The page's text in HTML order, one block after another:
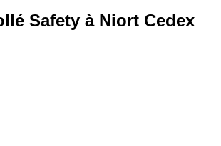
Safety à Niort Cedex